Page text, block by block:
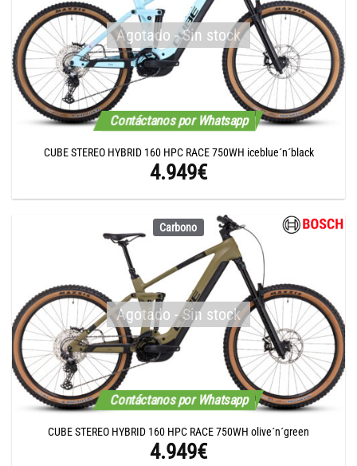
Contáctanos por Whatsapp
Agotado - Sin stock
CUBE STEREO HYBRID 160 HPC RACE 750WH iceblue´n´black
4.949€
Carbono
Contáctanos por Whatsapp
Agotado - Sin stock
CUBE STEREO HYBRID 160 HPC RACE 750WH olive´n´green
4.949€